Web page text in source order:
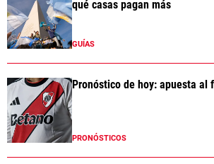
qué casas pagan más
GUÍAS
Pronóstico de hoy: apuesta al
PRONÓSTICOS